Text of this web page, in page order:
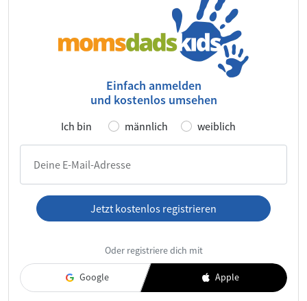
Einfach anmelden
und kostenlos umsehen
Ich bin männlich weiblich
Deine E-Mail-Adresse
Jetzt kostenlos registrieren
Oder registriere dich mit
Google Apple